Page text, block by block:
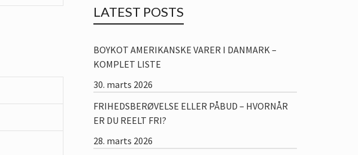
LATEST POSTS
BOYKOT AMERIKANSKE VARER I DANMARK –
KOMPLET LISTE
30. marts 2026
FRIHEDSBERØVELSE ELLER PÅBUD – HVORNÅR
ER DU REELT FRI?
28. marts 2026